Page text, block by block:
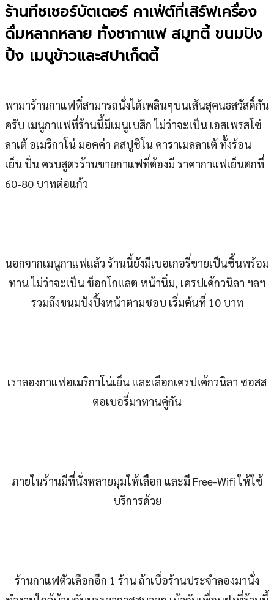
ร้านทีชเชอร์บัตเตอร์ คาเฟ่ต์ที่เสิร์ฟเครื่อง
ดื่มหลากหลาย ทั้งชากาแฟ สมูทตี้ ขนมปัง
ปิ้ง เมนูข้าวและสปาเก็ตตี้
พามาร้านกาแฟที่สามารถนั่งได้เพลินๆบนเส้นสุคนธสวัสดิ์กัน
ครับ เมนูกาแฟที่ร้านนี้มีเมนูเบสิก ไม่ว่าจะเป็น เอสเพรสโซ่
ลาเต้ อเมริกาโน่ มอคค่า คสปูชิโน คาราเมลลาเต้ ทั้งร้อน
เย็น ปั่น ครบสูตรร้านขายกาแฟที่ต้องมี ราคากาแฟเย็นตกที่
60-80 บาทต่อแก้ว
นอกจากเมนูกาแฟแล้ว ร้านนี้ยังมีเบอเกอรี่ขายเป็นชิ้นพร้อม
ทาน ไม่ว่าจะเป็น ช็อกโกแลต หน้านิ่ม, เครปเค้กวนิลา ฯลฯ
รวมถึงขนมปังปิ้งหน้าตามชอบ เริ่มต้นที่ 10 บาท
เราลองกาแฟอเมริกาโน่เย็น และเลือกเครปเค้กวนิลา ซอสส
ตอเบอรี่มาทานคู่กัน
ภายในร้านมีที่นั่งหลายมุมให้เลือก และมี Free-Wifi ให้ใช้
บริการด้วย
ร้านกาแฟตัวเลือกอีก 1 ร้าน ถ้าเบื่อร้านประจำลองมานั่ง